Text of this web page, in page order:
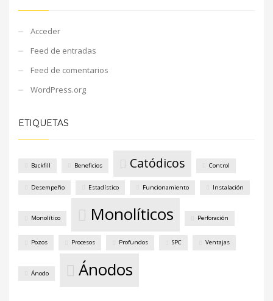
Acceder
Feed de entradas
Feed de comentarios
WordPress.org
ETIQUETAS
Backfill Beneficios Catódicos Control
Desempeño Estadístico Funcionamiento Instalación
Monolítico Monolíticos Perforación
Pozos Procesos Profundos SPC Ventajas
Ánodo Ánodos